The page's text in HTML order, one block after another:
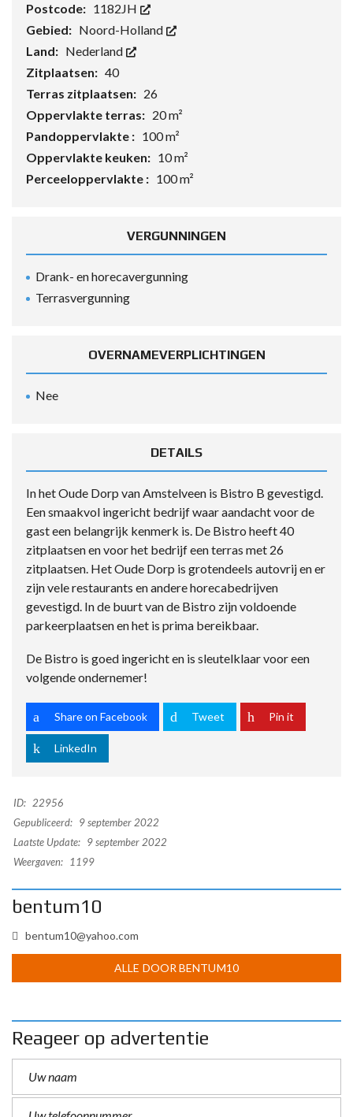
Postcode: 1182JH
Gebied: Noord-Holland
Land: Nederland
Zitplaatsen: 40
Terras zitplaatsen: 26
Oppervlakte terras: 20 m²
Pandoppervlakte : 100 m²
Oppervlakte keuken: 10 m²
Perceeloppervlakte : 100 m²
VERGUNNINGEN
Drank- en horecavergunning
Terrasvergunning
OVERNAMEVERPLICHTINGEN
Nee
DETAILS
In het Oude Dorp van Amstelveen is Bistro B gevestigd.
Een smaakvol ingericht bedrijf waar aandacht voor de
gast een belangrijk kenmerk is. De Bistro heeft 40
zitplaatsen en voor het bedrijf een terras met 26
zitplaatsen. Het Oude Dorp is grotendeels autovrij en er
zijn vele restaurants en andere horecabedrijven
gevestigd. In de buurt van de Bistro zijn voldoende
parkeerplaatsen en het is prima bereikbaar.
De Bistro is goed ingericht en is sleutelklaar voor een
volgende ondernemer!
Share on Facebook Tweet Pin it
LinkedIn
ID: 22956
Gepubliceerd: 9 september 2022
Laatste Update: 9 september 2022
Weergaven:
1199
bentum10
bentum10@yahoo.com
ALLE DOOR BENTUM10
Reageer op advertentie